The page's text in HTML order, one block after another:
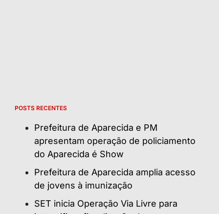
POSTS RECENTES
Prefeitura de Aparecida e PM
apresentam operação de policiamento
do Aparecida é Show
Prefeitura de Aparecida amplia acesso
de jovens à imunização
SET inicia Operação Via Livre para